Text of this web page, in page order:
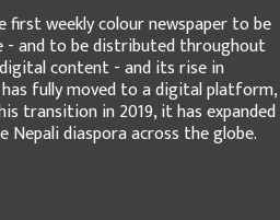
weekly colour newspaper to be
- and to be distributed throughout
content - and its rise in
fully moved to a digital platform,
transition in 2019, it has expanded
diaspora across the globe.